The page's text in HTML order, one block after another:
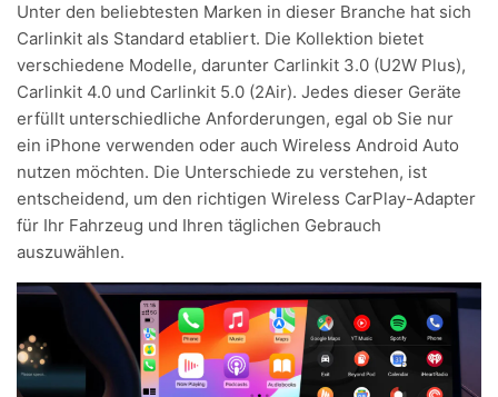
Unter den beliebtesten Marken in dieser Branche hat sich
Carlinkit als Standard etabliert. Die Kollektion bietet
verschiedene Modelle, darunter Carlinkit 3.0 (U2W Plus),
Carlinkit 4.0 und Carlinkit 5.0 (2Air). Jedes dieser Geräte
erfüllt unterschiedliche Anforderungen, egal ob Sie nur
ein iPhone verwenden oder auch Wireless Android Auto
nutzen möchten. Die Unterschiede zu verstehen, ist
entscheidend, um den richtigen Wireless CarPlay-Adapter
für Ihr Fahrzeug und Ihren täglichen Gebrauch
auszuwählen.